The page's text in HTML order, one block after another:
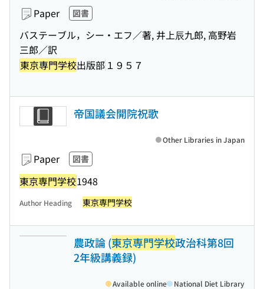
Paper 図書
バステーブル，シー・エフ／著, 井上辰九郎, 高野岩
三郎／訳
東京専門学校出版部 １９５７
帝国議会開院祝歌
Paper 図書
東京専門学校1948
Other Libraries in Japan
Author Heading 東京専門学校
農政論 (東京専門学校政治科第8回
2年級講義録)
Available online National Diet Library